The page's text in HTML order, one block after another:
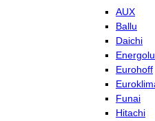
AUX
Ballu
Daichi
Eurohoff
Funai
Hitachi